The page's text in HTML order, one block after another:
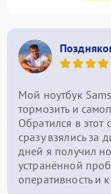
Мой ноутбук
тормозить и
Обратился в этот
сразу взялись за
дней я получил
устранённой
оперативность и